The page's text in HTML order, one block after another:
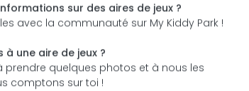
n'a pas encore été visité ! À toi de jouer !
J'ajoute des photos
sur des aires de jeux ?
avec la communauté sur My Kiddy Park !
à une aire de jeux ?
prendre quelques photos et à nous les
comptons sur toi !